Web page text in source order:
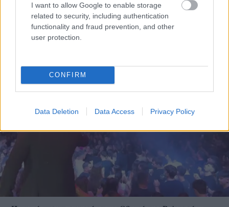
I want to allow Google to enable storage
related to security, including authentication
functionality and fraud prevention, and other
user protection.
CONFIRM
Data Deletion Data Access Privacy Policy
Το «ντόνατ» της OpenAI: Όλα όσα ξέρουμε για την